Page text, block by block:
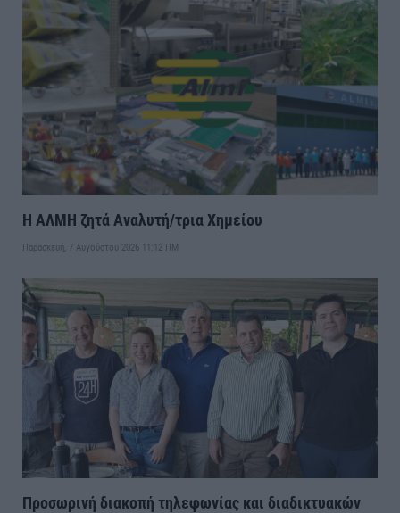
Η ΑΛΜΗ ζητά Αναλυτή/τρια Χημείου
Παρασκευή, 7 Αυγούστου 2026 11:12 ΠΜ
Προσωρινή διακοπή τηλεφωνίας και διαδικτυακών